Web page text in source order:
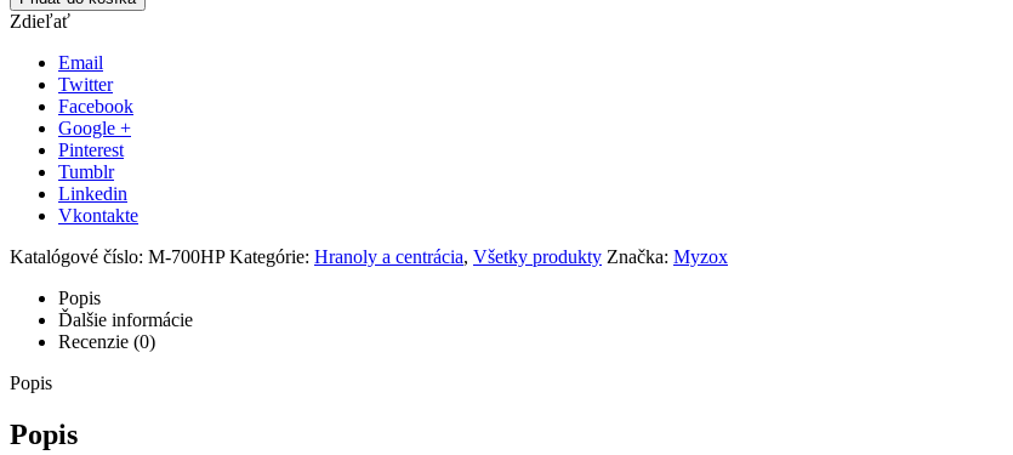
Zdieľať
Email
Twitter
Facebook
Google +
Pinterest
Tumblr
Linkedin
Vkontakte
Katalógové číslo: M-700HP Kategórie: Hranoly a centrácia, Všetky produkty Značka: Myzox
Popis
Ďalšie informácie
Recenzie (0)
Popis
Popis